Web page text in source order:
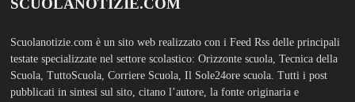
SCUOLANOTIZIE.COM
Scuolanotizie.com è un sito web realizzato con i Feed Rss delle principali
testate specializzate nel settore scolastico: Orizzonte scuola, Tecnica della
Scuola, TuttoScuola, Corriere Scuola, Il Sole24ore scuola. Tutti i post
pubblicati in sintesi sul sito, citano l’autore, la fonte originaria e